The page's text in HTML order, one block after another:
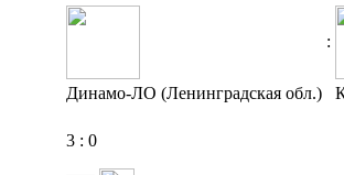
:
Динамо-ЛО (Ленинградская обл.)
3 : 0